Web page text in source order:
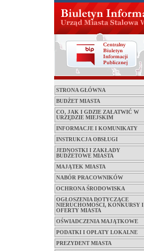
STRONA GŁÓWNA
BUDŻET MIASTA
CO, JAK I GDZIE ZAŁATWIĆ W
URZĘDZIE MIEJSKIM
INFORMACJE I KOMUNIKATY
INSTRUKCJA OBSŁUGI
JEDNOSTKI I ZAKŁADY
BUDŻETOWE MIASTA
MAJĄTEK MIASTA
NABÓR PRACOWNIKÓW
OCHRONA ŚRODOWISKA
OGŁOSZENIA DOTYCZĄCE
NIERUCHOMOŚCI, KONKURSY I
OFERTY MIASTA
OŚWIADCZENIA MAJĄTKOWE
PODATKI I OPŁATY LOKALNE
PREZYDENT MIASTA